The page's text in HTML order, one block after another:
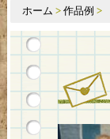
ホーム > 作品例 >